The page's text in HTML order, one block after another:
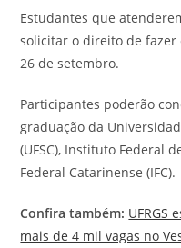
Estudantes que
solicitar o direito de
26 de setembro.
Participantes poderão
graduação da
(UFSC), Instituto Federal
Federal Catarinense (IFC).
Confira também: UFRGS
mais de 4 mil vagas no